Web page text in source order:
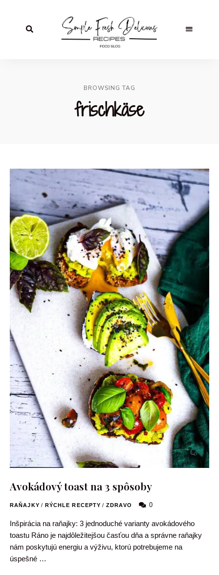
BROWSING TAG
frischkäse
Avokádový toast na 3 spôsoby
RAŇAJKY / RÝCHLE RECEPTY / ZDRAVO 0
Inšpirácia na raňajky: 3 jednoduché varianty avokádového
toastu Ráno je najdôležitejšou časťou dňa a správne raňajky
nám poskytujú energiu a výživu, ktorú potrebujeme na
úspešné …